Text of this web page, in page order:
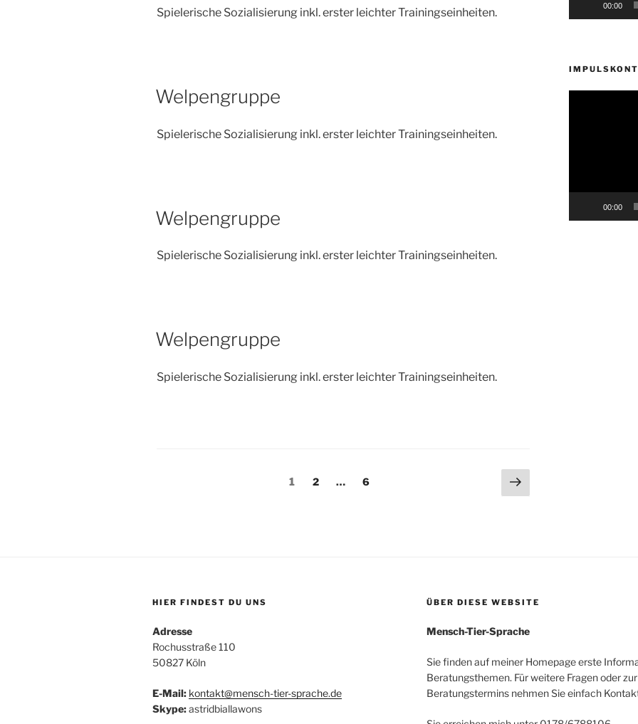
Spielerische Sozialisierung inkl. erster leichter Trainingseinheiten.
Welpengruppe
Spielerische Sozialisierung inkl. erster leichter Trainingseinheiten.
Welpengruppe
Spielerische Sozialisierung inkl. erster leichter Trainingseinheiten.
Welpengruppe
Spielerische Sozialisierung inkl. erster leichter Trainingseinheiten.
Seitennummerierung
Seite
1 Seite
2 … Seite
6
Nächste
Seite
00:00
00:00
HIER FINDEST DU UNS
Adresse
Rochusstraße 110
50827 Köln
E-Mail: kontakt@mensch-tier-sprache.de
Skype:astridbiallawons
ÜBER DIESE WEBSITE
Mensch-Tier-Sprache
Sie finden auf meiner Homepage erste
Beratungsthemen. Für weitere Fragen oder
Beratungstermins nehmen Sie einfach